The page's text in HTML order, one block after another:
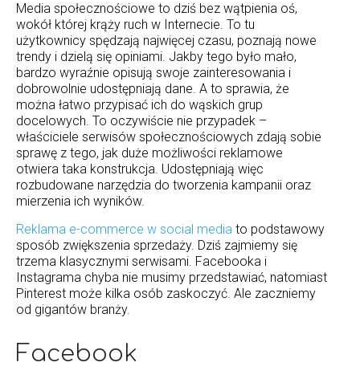
Media społecznościowe to dziś bez wątpienia oś,
wokół której krąży ruch w Internecie. To tu
użytkownicy spędzają najwięcej czasu, poznają nowe
trendy i dzielą się opiniami. Jakby tego było mało,
bardzo wyraźnie opisują swoje zainteresowania i
dobrowolnie udostępniają dane. A to sprawia, że
można łatwo przypisać ich do wąskich grup
docelowych. To oczywiście nie przypadek –
właściciele serwisów społecznościowych zdają sobie
sprawę z tego, jak duże możliwości reklamowe
otwiera taka konstrukcja. Udostępniają więc
rozbudowane narzędzia do tworzenia kampanii oraz
mierzenia ich wyników.
Reklama e-commerce w social media to podstawowy
sposób zwiększenia sprzedaży. Dziś zajmiemy się
trzema klasycznymi serwisami. Facebooka i
Instagrama chyba nie musimy przedstawiać, natomiast
Pinterest może kilka osób zaskoczyć. Ale zaczniemy
od gigantów branży.
Facebook